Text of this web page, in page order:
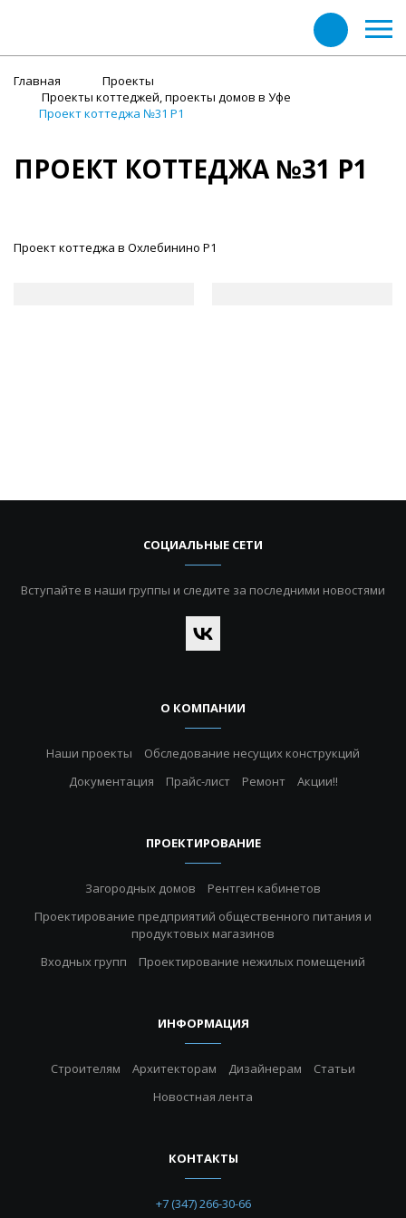
Главная
Проекты
Проекты коттеджей, проекты домов в Уфе
Проект коттеджа №31 Р1
ПРОЕКТ КОТТЕДЖА №31 Р1
Проект коттеджа в Охлебинино Р1
СОЦИАЛЬНЫЕ СЕТИ
Вступайте в наши группы и следите за последними новостями
О КОМПАНИИ
Наши проекты
Обследование несущих конструкций
Документация
Прайс-лист Ремонт Акции!!
ПРОЕКТИРОВАНИЕ
Загородных домов
Рентген кабинетов
Проектирование предприятий общественного питания и
продуктовых магазинов
Входных групп
Проектирование нежилых помещений
ИНФОРМАЦИЯ
Строителям Архитекторам Дизайнерам
Статьи
Новостная лента
КОНТАКТЫ
+7 (347) 266-30-66